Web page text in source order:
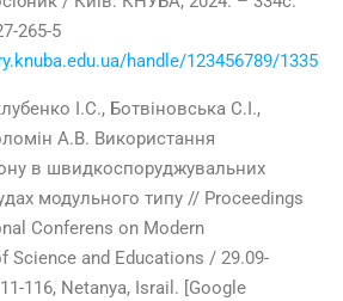
265-5
handle/123456789/13352
І.С., Ботвіновська С.І.,
А.В. Використання
в швидкоспоруджувальних
модульного типу // Proceedings
Conferens on Modern
Science and Educations / 29.09-
116, Netanya, Israil. [Google